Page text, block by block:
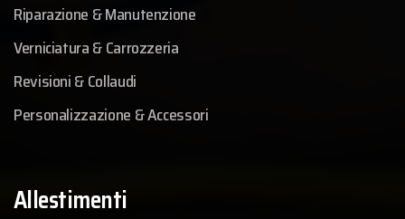
Riparazione & Manutenzione
Verniciatura & Carrozzeria
Revisioni & Collaudi
Personalizzazione & Accessori
Allestimenti